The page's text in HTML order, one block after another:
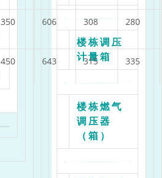
350 606 308 280
450 643 315 335
410
460
楼栋调压
计量箱
楼栋燃气
调压器
（箱）